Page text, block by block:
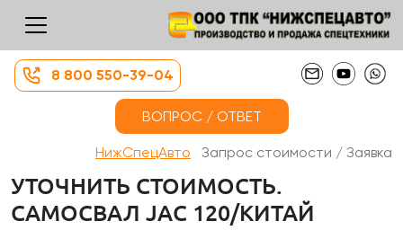
8 800 550-39-04
ВОПРОС / ОТВЕТ
НижСпецАвто Запрос стоимости / Заявка
УТОЧНИТЬ СТОИМОСТЬ.
САМОСВАЛ JAC 120/КИТАЙ